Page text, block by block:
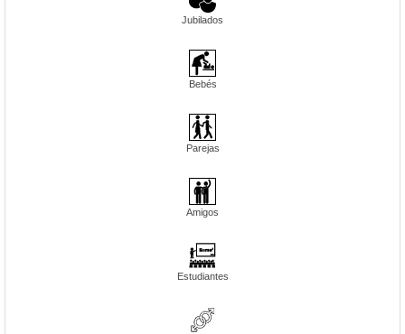
Jubilados
Bebés
Parejas
Amigos
Estudiantes